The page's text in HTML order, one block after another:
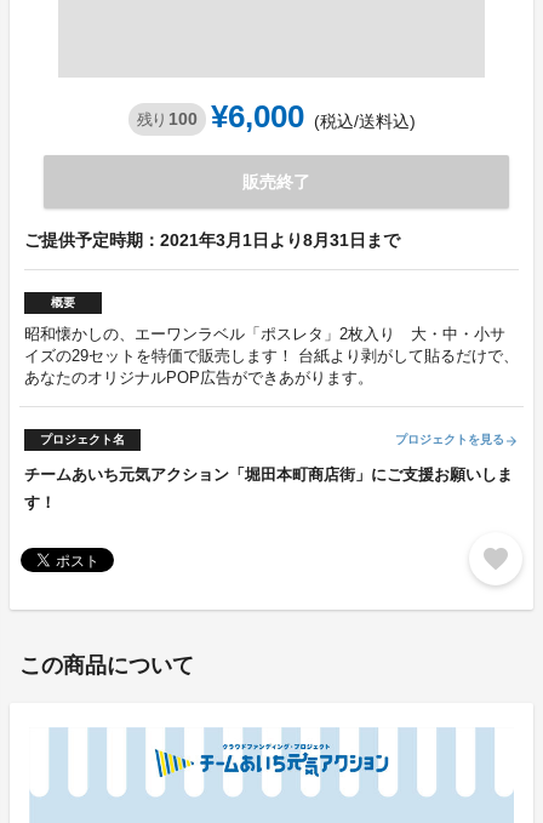
残り 100 ¥6,000 (税込/送料込)
販売終了
ご提供予定時期：2021年3月1日より8月31日まで
概要
昭和懐かしの、エーワンラベル「ポスレタ」2枚入り 大・中・小サ
イズの29セットを特価で販売します！ 台紙より剥がして貼るだけで、
あなたのオリジナルPOP広告ができあがります。
プロジェクト名 プロジェクトを見る arrow_forward
チームあいち元気アクション「堀田本町商店街」にご支援お願いしま
す！
favorite
この商品について